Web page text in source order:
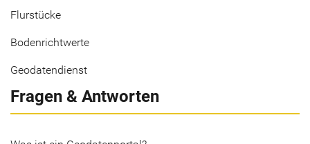
Flurstücke
Bodenrichtwerte
Geodatendienst
Fragen & Antworten